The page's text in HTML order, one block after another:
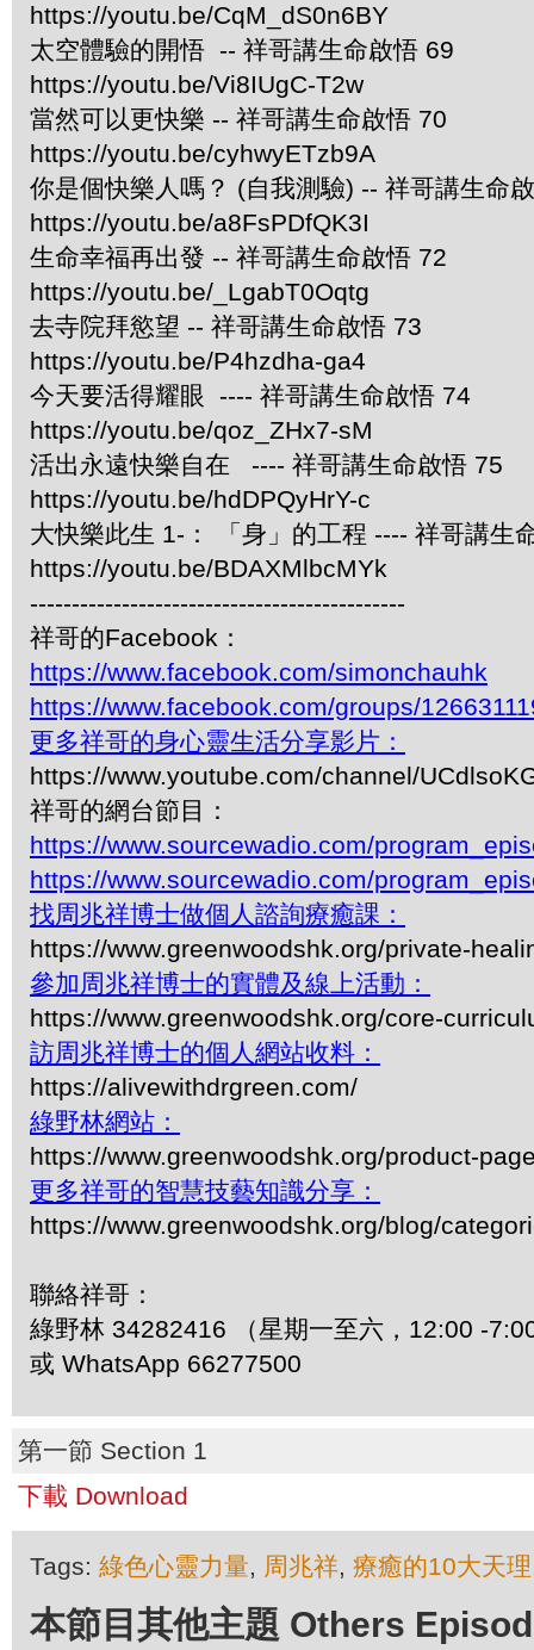
https://youtu.be/CqM_dS0n6BY
太空體驗的開悟 -- 祥哥講生命啟悟 69
https://youtu.be/Vi8IUgC-T2w
當然可以更快樂 -- 祥哥講生命啟悟 70
https://youtu.be/cyhwyETzb9A
你是個快樂人嗎？ (自我測驗) -- 祥哥講生命
https://youtu.be/a8FsPDfQK3I
生命幸福再出發 -- 祥哥講生命啟悟 72
https://youtu.be/_LgabT0Oqtg
去寺院拜慾望 -- 祥哥講生命啟悟 73
https://youtu.be/P4hzdha-ga4
今天要活得耀眼 ---- 祥哥講生命啟悟 74
https://youtu.be/qoz_ZHx7-sM
活出永遠快樂自在 ---- 祥哥講生命啟悟 75
https://youtu.be/hdDPQyHrY-c
大快樂此生 1-： 「身」的工程 ---- 祥哥講生
https://youtu.be/BDAXMlbcMYk
---------------------------------------------
祥哥的Facebook：
https://www.facebook.com/simonchauhk
https://www.facebook.com/groups/
更多祥哥的身心靈生活分享影片：
https://www.youtube.com/channel/
祥哥的網台節目：
https://www.sourcewadio.com/
https://www.sourcewadio.com/
找周兆祥博士做個人諮詢療癒課：
https://www.greenwoodshk.org/private-
參加周兆祥博士的實體及線上活動：
https://www.greenwoodshk.org/core-
訪周兆祥博士的個人網站收料：
https://alivewithdrgreen.com/
綠野林網站：
https://www.greenwoodshk.org/product-
更多祥哥的智慧技藝知識分享：
https://www.greenwoodshk.org/blog/
聯絡祥哥：
綠野林 34282416 （星期一至六，12:00 -
或 WhatsApp 66277500
第一節 Section 1
下載 Download
Tags: 綠色心靈力量, 周兆祥, 療癒的10大天理
本節目其他主題 Others